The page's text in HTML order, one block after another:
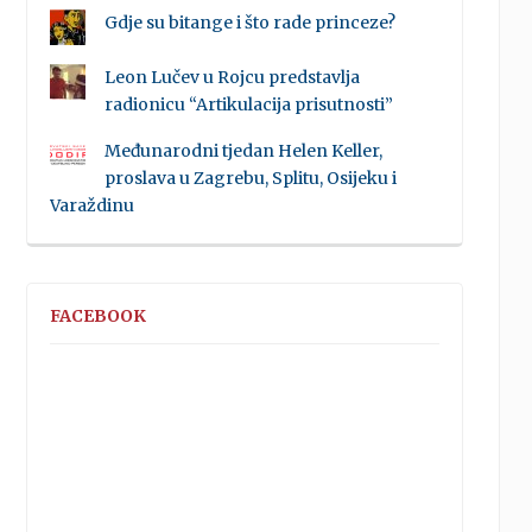
Gdje su bitange i što rade princeze?
Leon Lučev u Rojcu predstavlja
radionicu “Artikulacija prisutnosti”
Međunarodni tjedan Helen Keller,
proslava u Zagrebu, Splitu, Osijeku i
Varaždinu
FACEBOOK